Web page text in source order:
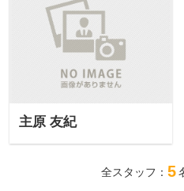
主原 友紀
全スタッフ： 5